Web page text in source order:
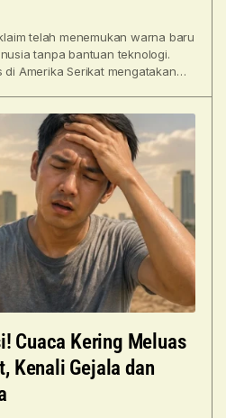
telah menemukan warna baru
tanpa bantuan teknologi.
Amerika Serikat mengatakan
Cuaca Kering Meluas
Kenali Gejala dan